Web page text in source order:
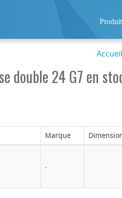
Accueil
double 24 G7 en
Marque
-